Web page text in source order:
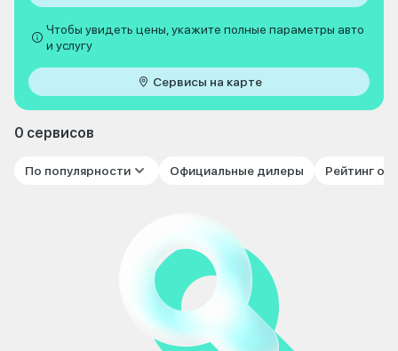
Чтобы увидеть цены, укажите полные параметры авто
и услугу
Сервисы на карте
0 сервисов
По популярности Официальные дилеры Рейтинг